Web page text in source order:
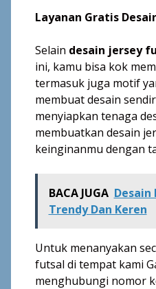
Layanan Gratis
Selain desain jersey
ini, kamu bisa kok
termasuk juga motif
membuat desain
menyiapkan tenaga
membuatkan desain
keinginanmu dengan
BACA JUGA Desain
Trendy Dan Keren
Untuk menanyakan
futsal di tempat kami
menghubungi nomor